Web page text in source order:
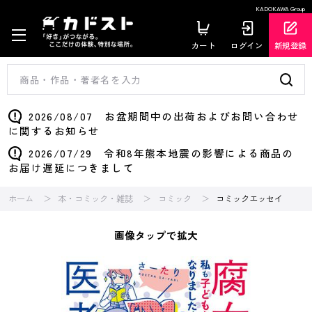
KADOKAWA Group
カート ログイン 新規登録
2026/08/07 お盆期間中の出荷およびお問い合わせ
に関するお知らせ
2026/07/29 令和8年熊本地震の影響による商品の
お届け遅延につきまして
ホーム 本・コミック・雑誌 コミック コミックエッセイ
画像タップで拡大